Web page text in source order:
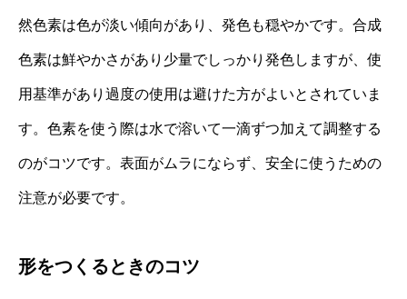
然色素は色が淡い傾向があり、発色も穏やかです。合成
色素は鮮やかさがあり少量でしっかり発色しますが、使
用基準があり過度の使用は避けた方がよいとされていま
す。色素を使う際は水で溶いて一滴ずつ加えて調整する
のがコツです。表面がムラにならず、安全に使うための
注意が必要です。
形をつくるときのコツ